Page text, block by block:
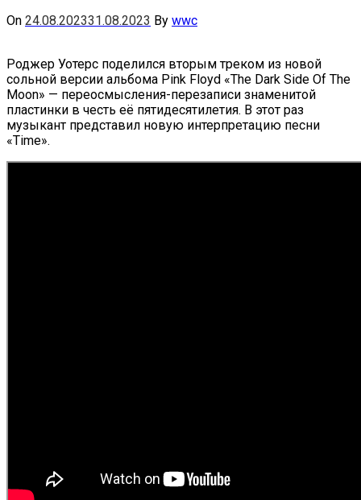
On 24.08.202331.08.2023 By wwc
Роджер Уотерс поделился вторым треком из новой
сольной версии альбома Pink Floyd «The Dark Side Of The
Moon» — переосмысления-перезаписи знаменитой
пластинки в честь её пятидесятилетия. В этот раз
музыкант представил новую интерпретацию песни
«Time».